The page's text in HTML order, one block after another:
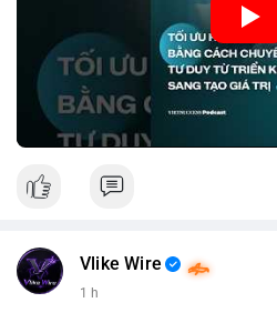
🎥 Xem video trực tiếp tại:
Nguồn: VIETSUCCESS
Vlike Wire
1 h